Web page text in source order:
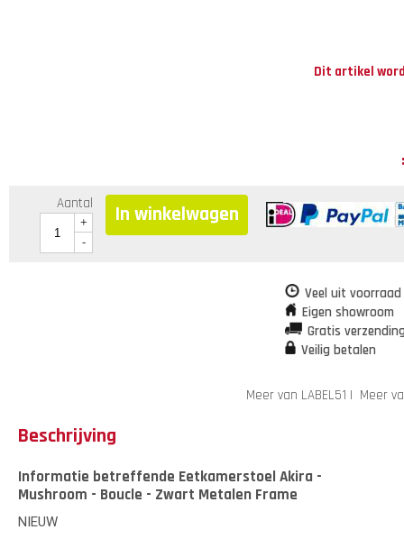
Dit artikel
Aantal
+
-
In winkelwagen
Veel uit
Eigen showroom
Gratis
Veilig betalen
Meer van LABEL51 | Meer
Beschrijving
Informatie betreffende Eetkamerstoel Akira -
Mushroom - Boucle - Zwart Metalen Frame
NIEUW